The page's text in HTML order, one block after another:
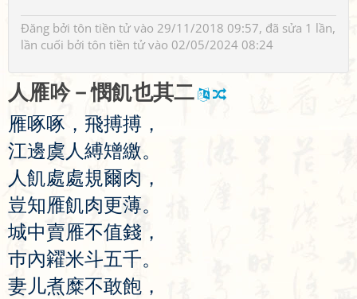
Đăng bởi tôn tiền tửvào 29/11/2018 09:57, đã sửa 1 lần,
lần cuối bởi tôn tiền tửvào 02/05/2024 08:24
人 雁吟－憫飢也其二
雁啄啄 ， 飛搏搏 ，
江邊虞 人縛矰繳。
人飢處處規爾肉 ，
豈知雁飢肉更薄。
城中賣雁不值錢 ，
巿內糴米斗五千。
妻 儿煮糜不敢飽 ，